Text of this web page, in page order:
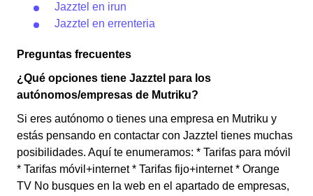
Jazztel en irun
Jazztel en errenteria
Preguntas frecuentes
¿Qué opciones tiene Jazztel para los
autónomos/empresas de Mutriku?
Si eres autónomo o tienes una empresa en Mutriku y
estás pensando en contactar con Jazztel tienes muchas
posibilidades. Aquí te enumeramos: * Tarifas para móvil
* Tarifas móvil+internet * Tarifas fijo+internet * Orange
TV No busques en la web en el apartado de empresas,